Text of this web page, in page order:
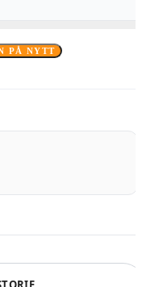
PÅ NYTT